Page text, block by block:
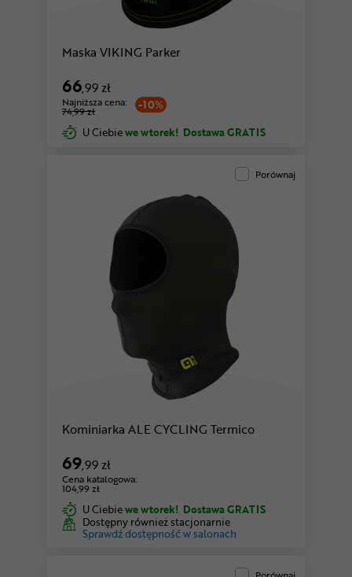
Maska VIKING Parker
66,99 zł
-10%
Najniższa cena:
74,99 zł
U Ciebiewe wtorek! Dostawa GRATIS
Porównaj
Kominiarka ALE CYCLING Termico
69,99 zł
Cena katalogowa:
104,99 zł
U Ciebiewe wtorek! Dostawa GRATIS
Dostępny również stacjonarnie
Sprawdź dostępność w salonach